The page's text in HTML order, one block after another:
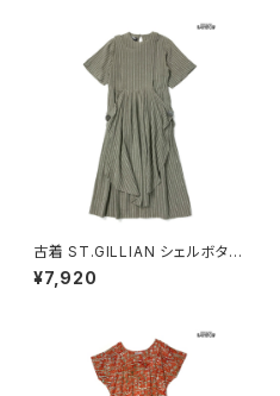
古着 ST.GILLIAN シェルボタン
ストライプ柄 コットン ロング丈
半袖 ワンピース グレー カーキ
¥7,920